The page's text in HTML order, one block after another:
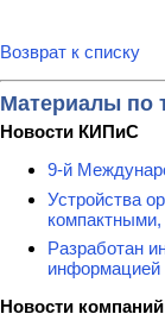
Возврат к списку
Материалы по
Новости КИПиС
9-й
Устройства
Разработан
информацией
Новости компаний